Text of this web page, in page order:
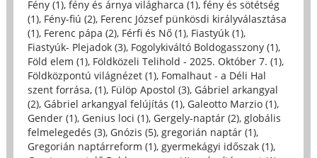
Fény (1), fény és árnya világharca (1), fény és sötétség
(1), Fény-fiú (2), Ferenc József pünkösdi királyválasztása
(1), Ferenc pápa (2), Férfi és Nő (1), Fiastyúk (1),
Fiastyúk- Plejadok (3), Fogolykiváltó Boldogasszony (1),
Föld elem (1), Földközeli Telihold - 2025. Október 7. (1),
Földközpontú világnézet (1), Fomalhaut - a Déli Hal
szent forrása, (1), Fülöp Apostol (3), Gábriel arkangyal
(2), Gábriel arkangyal felújítás (1), Galeotto Marzio (1),
Gender (1), Genius loci (1), Gergely-naptár (2), globális
felmelegedés (3), Gnózis (5), gregorián naptár (1),
Gregorián naptárreform (1), gyermekágyi időszak (1),